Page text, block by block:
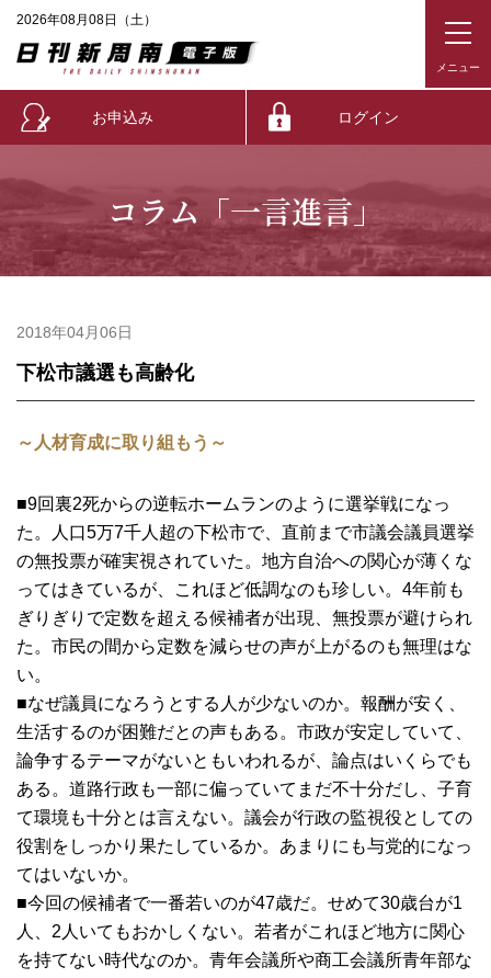
2026年08月08日（土）
お申込み ログイン
コラム「一言進言」
2018年04月06日
下松市議選も高齢化
～人材育成に取り組もう～
■9回裏2死からの逆転ホームランのように選挙戦になっ
た。人口5万7千人超の下松市で、直前まで市議会議員選挙
の無投票が確実視されていた。地方自治への関心が薄くな
ってはきているが、これほど低調なのも珍しい。4年前も
ぎりぎりで定数を超える候補者が出現、無投票が避けられ
た。市民の間から定数を減らせの声が上がるのも無理はな
い。
■なぜ議員になろうとする人が少ないのか。報酬が安く、
生活するのが困難だとの声もある。市政が安定していて、
論争するテーマがないともいわれるが、論点はいくらでも
ある。道路行政も一部に偏っていてまだ不十分だし、子育
て環境も十分とは言えない。議会が行政の監視役としての
役割をしっかり果たしているか。あまりにも与党的になっ
てはいないか。
■今回の候補者で一番若いのが47歳だ。せめて30歳台が1
人、2人いてもおかしくない。若者がこれほど地方に関心
を持てない時代なのか。青年会議所や商工会議所青年部な